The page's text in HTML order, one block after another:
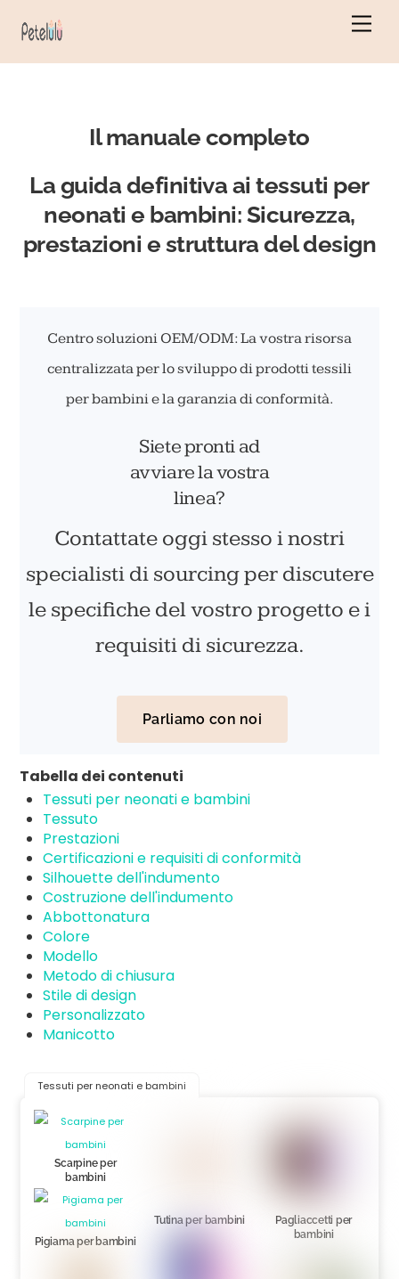
Il manuale completo
La guida definitiva ai tessuti per
neonati e bambini: Sicurezza,
prestazioni e struttura del design
Centro soluzioni OEM/ODM: La vostra risorsa
centralizzata per lo sviluppo di prodotti tessili
per bambini e la garanzia di conformità.
Siete pronti ad
avviare la vostra
linea?
Contattate oggi stesso i nostri
specialisti di sourcing per discutere
le specifiche del vostro progetto e i
requisiti di sicurezza.
Parliamo con noi
Tabella dei contenuti
Tessuti per neonati e bambini
Tessuto
Prestazioni
Certificazioni e requisiti di conformità
Silhouette dell'indumento
Costruzione dell'indumento
Abbottonatura
Colore
Modello
Metodo di chiusura
Stile di design
Personalizzato
Manicotto
Tessuti per neonati e bambini
Scarpine per
bambini
Pigiama per bambini
Tutina per bambini
Pagliaccetti per
bambini